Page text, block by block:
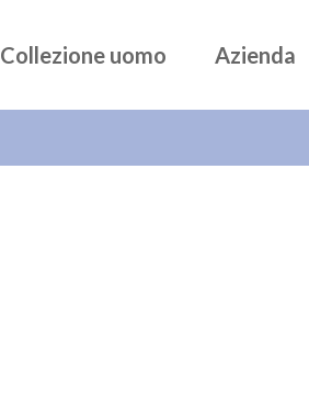
Collezione uomo Azienda